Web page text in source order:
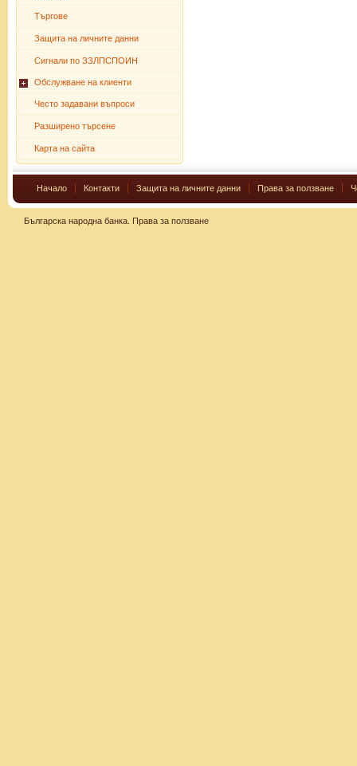
Търгове
Защита на личните данни
Сигнали по ЗЗЛПСПОИН
Обслужване на клиенти
Често задавани въпроси
Разширено търсене
Карта на сайта
Начало Контакти Защита на личните данни Права за ползване
Българска народна банка. Права за ползване